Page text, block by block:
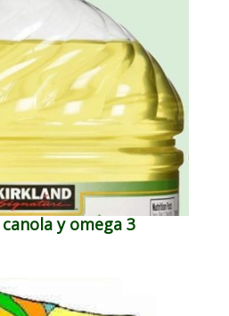
y omega 3